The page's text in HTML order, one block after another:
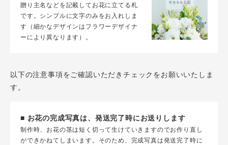
贈り主名などを記載してお花に立てる札
です。シンプルに文字のみをお入れしま
す（細かなデザインはフラワーデザイナ
ーにより異なります）。
以下の注意事項をご確認いただきチェックをお願いいたしま
す。
■ お花の完成写真は、発送完了時にお送りします
制作時、お花の茎は短く切って生けていきますのでお作り直し
ができかねてしまいます。そのため、完成写真は発送完了時に